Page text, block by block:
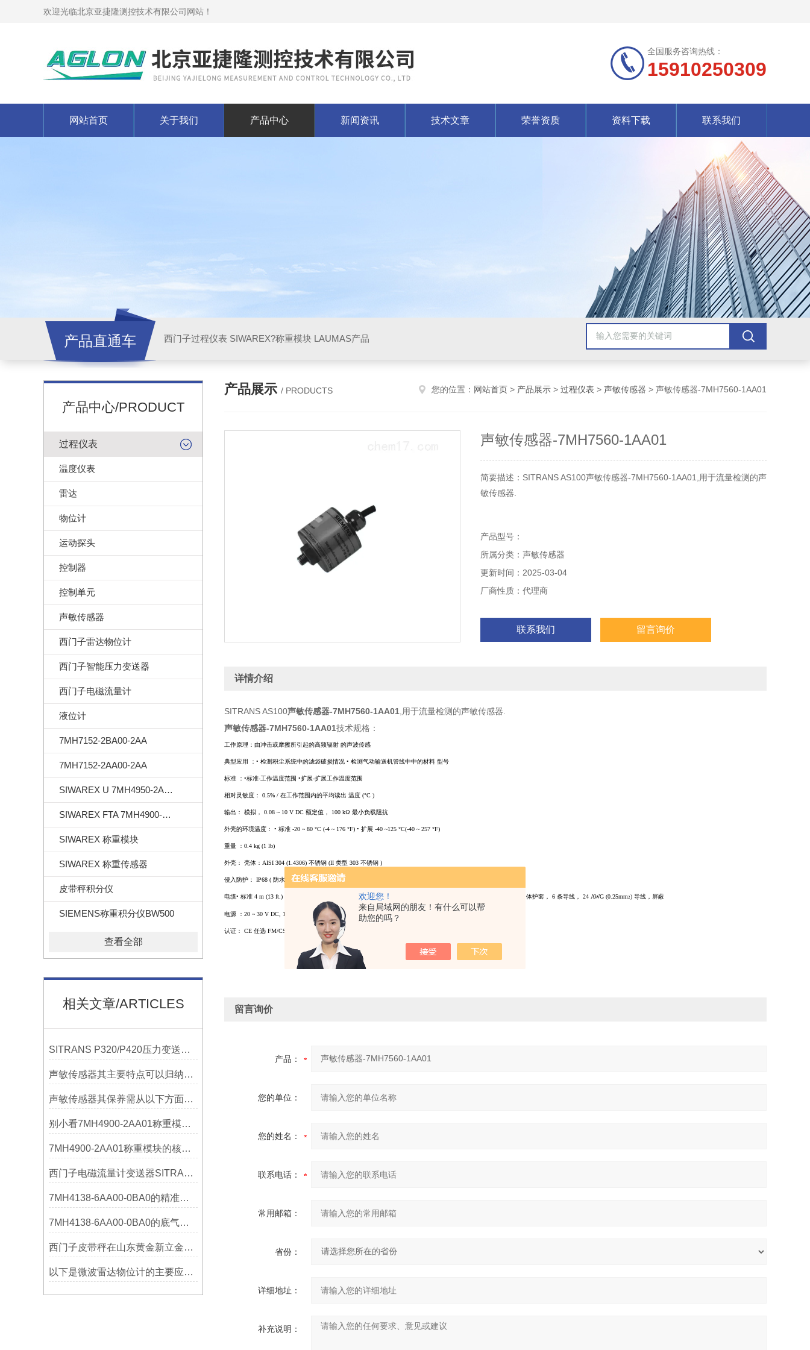
欢迎您！
来自局域网的朋友！有什么可以帮
助您的吗？
欢迎光临北京亚捷隆测控技术有限公司网站！
全国服务咨询热线：
15910250309
网站首页 关于我们 产品中心 新闻资讯 技术文章 荣誉资质 资料下载 联系我们
产品直通车 西门子过程仪表 SIWAREX?称重模块 LAUMAS产品
产品中心/PRODUCT
过程仪表
温度仪表
雷达
物位计
运动探头
控制器
控制单元
声敏传感器
西门子雷达物位计
西门子智能压力变送器
西门子电磁流量计
液位计
7MH7152-2BA00-2AA
7MH7152-2AA00-2AA
SIWAREX U 7MH4950-2AA01
SIWAREX FTA 7MH4900-2AA01
SIWAREX 称重模块
SIWAREX 称重传感器
皮带秤积分仪
SIEMENS称重积分仪BW500
查看全部
相关文章/ARTICLES
SITRANS P320/P420压力变送器概述
声敏传感器其主要特点可以归纳为以下几个核心维度
声敏传感器其保养需从以下方面入手
别小看7MH4900-2AA01称重模块！这些你日常接触的领域，早已离不开它
7MH4900-2AA01称重模块的核心亮点，藏着让效率翻倍的“关键密码”
西门子电磁流量计变送器SITRANS FMT020的功能
7MH4138-6AA00-0BA0的精准从何而来？关键组成部分，藏着答案！
7MH4138-6AA00-0BA0的底气：这些核心功能，让精准称重不再是难题
西门子皮带秤在山东黄金新立金矿的成功应用
以下是微波雷达物位计的主要应用领域及具体场景分析
产品展示 / PRODUCTS 您的位置： 网站首页 > 产品展示 > 过程仪表 > 声敏传感器 > 声敏传感器-7MH7560-1AA01
声敏传感器-7MH7560-1AA01
简要描述：SITRANS AS100声敏传感器-7MH7560-1AA01,用于流量检测的声
敏传感器.
产品型号：
所属分类：声敏传感器
更新时间：2025-03-04
厂商性质：代理商
联系我们 留言询价
详情介绍
SITRANS AS100声敏传感器-7MH7560-1AA01 ,用于流量检测的声敏传感器.
声敏传感器-7MH7560-1AA01技术规格：
工作原理：由冲击或摩擦所引起的高频辐射 的声波传感
典型应用 ： • 检测积尘系统中的滤袋破损情况 • 检测气动输送机管线中中的材料 型号
标准 ： •标准-工作温度范围 •扩展-扩展工作温度范围
相对灵敏度： 0.5% / 在工作范围内的平均读出 温度 (°C )
输出： 模拟， 0.08 ~ 10 V DC 额定值， 100 kΩ 最小负载阻抗
外壳的环境温度： • 标准 -20 ~ 80 °C (-4 ~ 176 °F) • 扩展 -40 ~125 °C(-40 ~ 257 °F)
重量 ： 0.4 kg (1 lb)
外壳： 壳体： AISI 304 (1.4306) 不锈钢 (II 类型 303 不锈钢 )
侵入防护： IP68 ( 防水
电缆• 标准 4 m (13 ft.) 条双绞线，24 AWG 体护套， 6 条导线， 24 AWG (0.25mm2) 导线，屏蔽
电源 ： 20 ~ 30 V DC, 18 mA ( 典型)
认证： CE 任选 FM/CSA II
留言询价
产品：
您的单位：
您的姓名：
联系电话：
常用邮箱：
省份：
详细地址：
补充说明：